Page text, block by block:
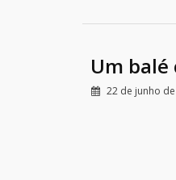
Um
22 de junho